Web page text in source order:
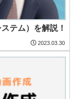
テム）を解説！
2023.03.30